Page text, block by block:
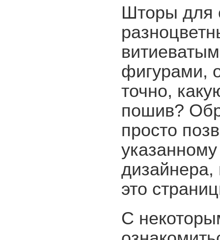
Шторы для
фигурами,
точно,
пошив?
просто
дизайнера,
это
С